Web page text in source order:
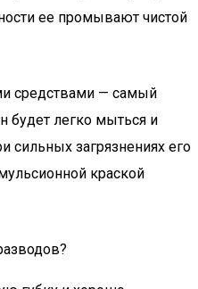
ее промывают чистой
средствами — самый
будет легко мыться и
сильных загрязнениях его
краской